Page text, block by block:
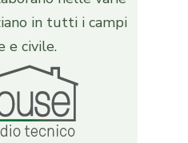
in tutti i campi
e civile.